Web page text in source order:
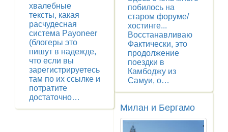
хвалебные
тексты, какая
расчудесная
система Payoneer
(блогеры это
пишут в надежде,
что если вы
зарегистрируетесь
там по их ссылке и
потратите
достаточно…
побилось на
старом форуме/
хостинге...
Восстанавливаю
Фактически, это
продолжение
поездки в
Камбоджу из
Самуи, о…
Милан и Бергамо